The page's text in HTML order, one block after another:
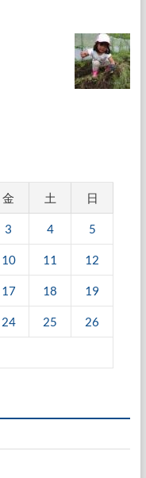
金 土 日
3 4 5
10 11 12
17 18 19
24 25 26